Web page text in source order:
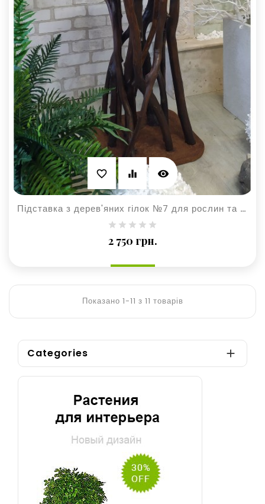
favorite_border equalizer visibility
Підставка з дерев'яних гілок №7 для рослин та квітів
2 750 грн.Ціна
Показано 1-11 з 11 товарів
Categories 